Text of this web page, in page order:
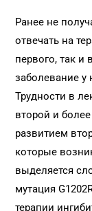
Ранее не
отвечать на
первого, так и
заболевание у
Трудности в
второй и
развитием
которые
выделяется
мутация
терапии